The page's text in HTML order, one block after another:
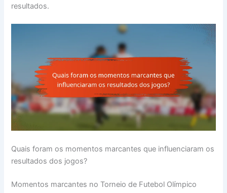
resultados.
Quais foram os momentos marcantes que influenciaram os
resultados dos jogos?
Momentos marcantes no Torneio de Futebol Olímpico